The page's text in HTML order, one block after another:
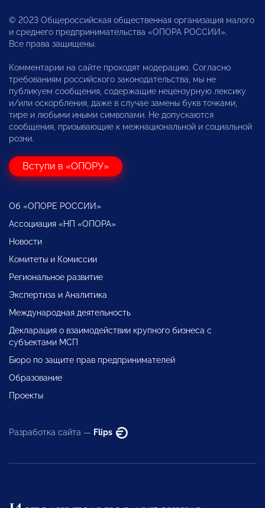
© 2023 Общероссийская общественная организация малого
и среднего предпринимательства «ОПОРА РОССИИ».
Все права защищены.
Комментарии на сайте проходят модерацию. Согласно
требованиям российского законодательства, мы не
публикуем сообщения, содержащие нецензурную лексику
и/или оскорбления, даже в случае замены букв точками,
тире и любыми иными символами. Не допускаются
сообщения, призывающие к межнациональной и социальной
розни.
Вступи в «ОПОРУ»
Об «ОПОРЕ РОССИИ»
Ассоциация «НП «ОПОРА»
Новости
Комитеты и Комиссии
Региональное развитие
Экспертиза и Аналитика
Международная деятельность
Декларация о взаимодействии крупного бизнеса с
субъектами МСП
Бюро по защите прав предпринимателей
Образование
Проекты
Разработка сайта — Flips